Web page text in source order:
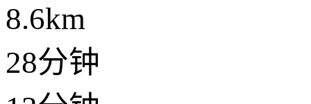
8.6km
28分钟